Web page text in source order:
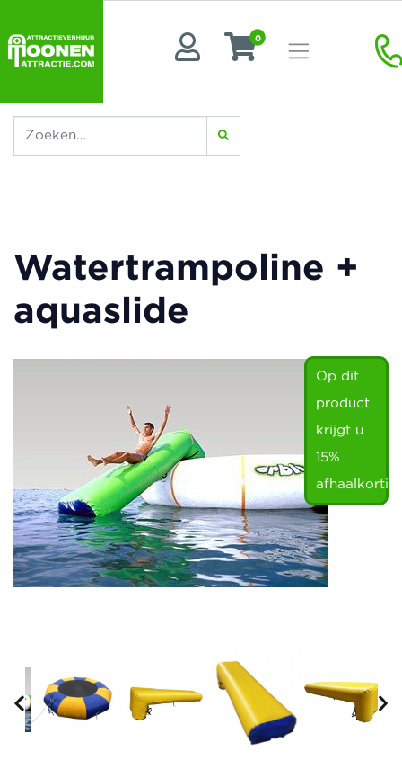
0
Watertrampoline +
aquaslide
Op dit
product
krijgt u
15%